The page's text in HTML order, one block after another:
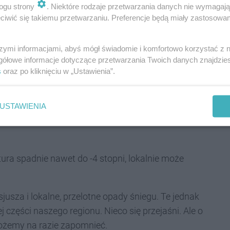
może słabo i przelotnie padać deszcz ze
pięknego czwartku, spadek temperatury. Po
możliwe słabe, przelotne opady deszczu lub
spadnie nawet do -4 stopni, lokalnie może
i lokalne, przelotne opady śniegu. Te jednak
naszego regionu. Nieco się przejaśni. Ale o
na razie zapomnieć.
strony
. Niektóre rodzaje przetwarzania danych nie
się takiemu przetwarzaniu. Preferencje będą miały
informacjami, abyś mógł świadomie i komfortowo korzystać z
informacje dotyczące przetwarzania Twoich danych
oraz po kliknięciu w „Ustawienia”.
USTAWIENIA